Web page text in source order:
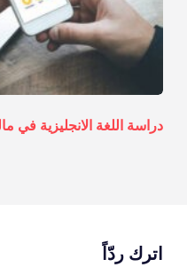
دراسة اللغة الانجليزية في
اترك ردّاً